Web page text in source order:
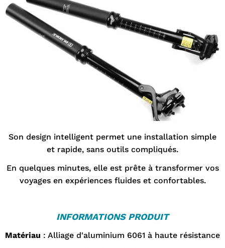
Son design intelligent permet une installation simple
et rapide, sans outils compliqués.
En quelques minutes, elle est prête à transformer vos
voyages en expériences fluides et confortables.
INFORMATIONS PRODUIT
Matériau : Alliage d'aluminium 6061 à haute résistance